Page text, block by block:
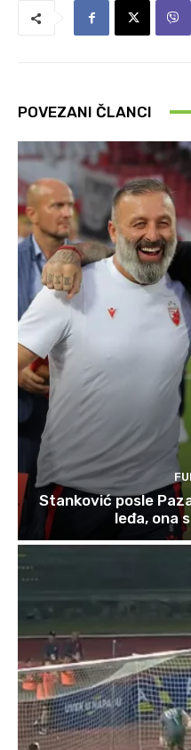
POVEZANI ČLANCI
Stanković posle
leđa, ona